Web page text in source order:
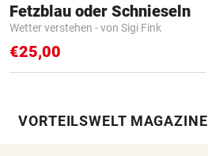
Fetzblau oder Schnieseln
Wetter verstehen - von Sigi Fink
€25,00
VORTEILSWELT MAGAZINE